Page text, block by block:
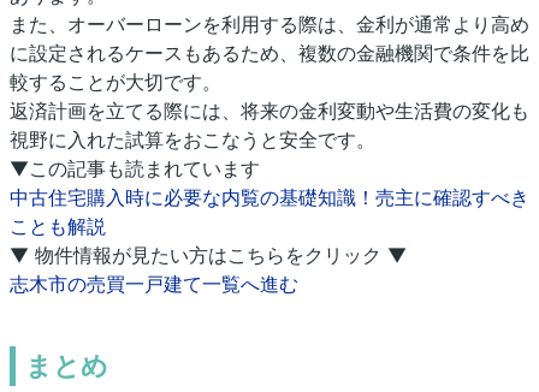
また、オーバーローンを利用する際は、金利が通常より高め
に設定されるケースもあるため、複数の金融機関で条件を比
較することが大切です。
返済計画を立てる際には、将来の金利変動や生活費の変化も
視野に入れた試算をおこなうと安全です。
▼この記事も読まれています
中古住宅購入時に必要な内覧の基礎知識！売主に確認すべき
ことも解説
▼ 物件情報が見たい方はこちらをクリック ▼
志木市の売買一戸建て一覧へ進む
まとめ